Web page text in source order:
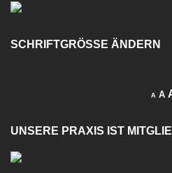
SCHRIFTGRÖSSE ÄNDERN
A A
UNSERE PRAXIS IST